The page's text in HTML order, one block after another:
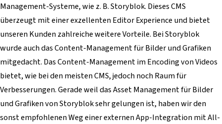
Management-Systeme, wie z. B. Storyblok. Dieses CMS
überzeugt mit einer exzellenten Editor Experience und bietet
unseren Kunden zahlreiche weitere Vorteile. Bei Storyblok
wurde auch das Content-Management für Bilder und Grafiken
mitgedacht. Das Content-Management im Encoding von Videos
bietet, wie bei den meisten CMS, jedoch noch Raum für
Verbesserungen. Gerade weil das Asset Management für Bilder
und Grafiken von Storyblok sehr gelungen ist, haben wir den
sonst empfohlenen Weg einer externen App-Integration mit All-